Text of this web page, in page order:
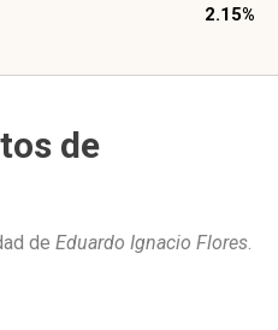
2.15%
de
de Eduardo Ignacio Flores.